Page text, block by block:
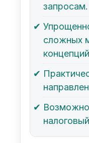
запросам.
сложных